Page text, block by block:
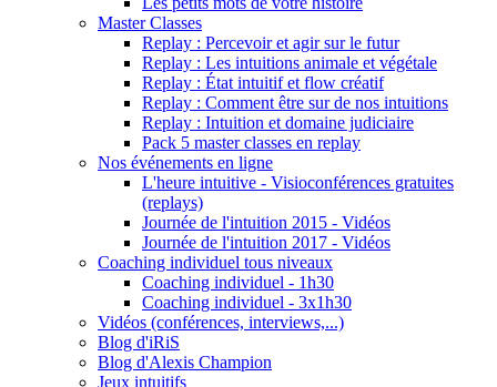
Master Classes
Replay : Percevoir et agir sur le futur
Replay : Les intuitions animale et végétale
Replay : État intuitif et flow créatif
Replay : Comment être sur de nos intuitions
Replay : Intuition et domaine judiciaire
Pack 5 master classes en replay
Nos événements en ligne
L'heure intuitive - Visioconférences gratuites
(replays)
Journée de l'intuition 2015 - Vidéos
Journée de l'intuition 2017 - Vidéos
Coaching individuel tous niveaux
Coaching individuel - 1h30
Coaching individuel - 3x1h30
Vidéos (conférences, interviews,...)
Blog d'iRiS
Blog d'Alexis Champion
Jeux intuitifs